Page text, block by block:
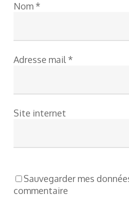
Nom *
Adresse mail *
Site internet
Sauvegarder mes
commentaire